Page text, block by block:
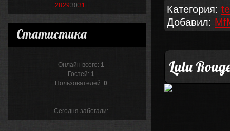
28293031
Статистика
Онлайн всего: 1
Гостей: 1
Пользователей: 0
Сегодня забегали:
Категория:
Добавил:
Lulu